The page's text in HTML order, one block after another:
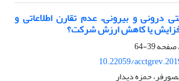
درونی و بیرونی، عدم تقارن اطلاعاتی و
یا کاهش ارزش شرکت؟
39-64
10.22059/
حمزه دیدار